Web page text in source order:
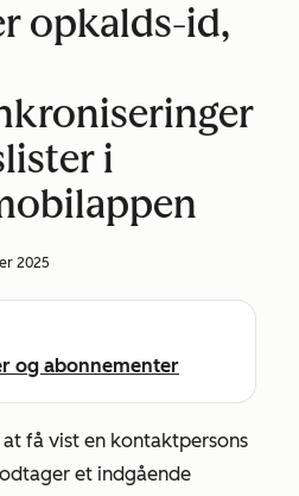
opkalds-id,
i
2025
og abonnementer
få vist en kontaktpersons
et indgående